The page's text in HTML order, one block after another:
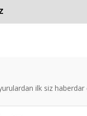
ilk siz haberdar